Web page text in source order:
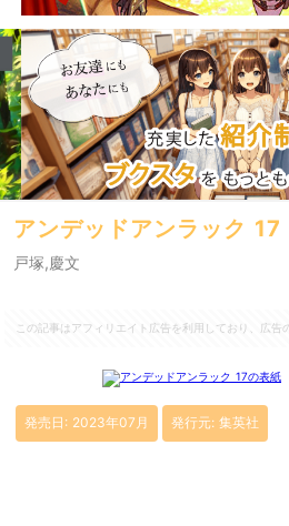
アンデッドアンラック 17
戸塚,慶文
この記事はアフィリエイト広告を利用しており、広告
発売日: 2023年07月 発行元: 集英社